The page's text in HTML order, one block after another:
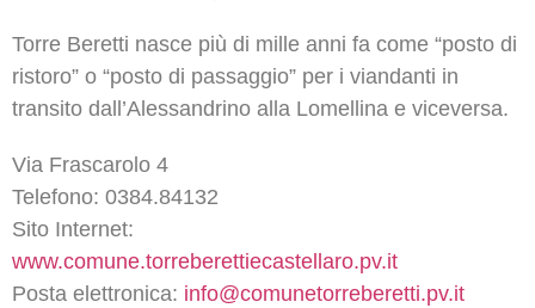
Torre Beretti nasce più di mille anni fa come “posto di
ristoro” o “posto di passaggio” per i viandanti in
transito dall’Alessandrino alla Lomellina e viceversa.
Via Frascarolo 4
Telefono: 0384.84132
Sito Internet:
www.comune.torreberettiecastellaro.pv.it
Posta elettronica: info@comunetorreberetti.pv.it